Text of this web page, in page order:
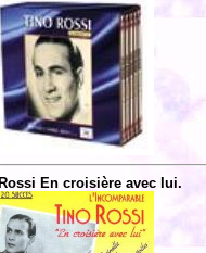
En croisière avec lui.